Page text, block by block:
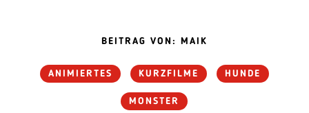
BEITRAG VON: MAIK
ANIMIERTES KURZFILME HUNDE
MONSTER